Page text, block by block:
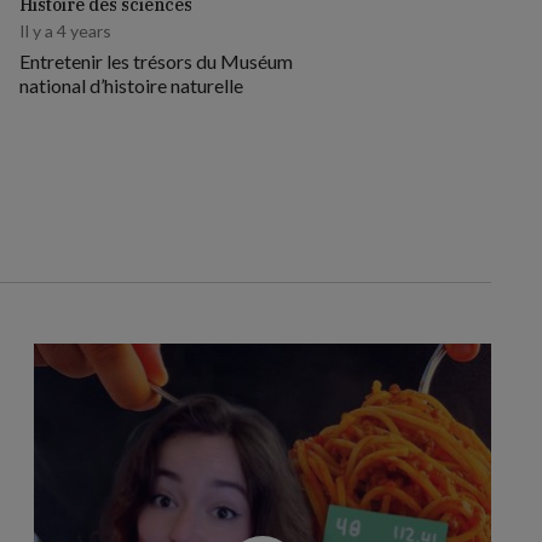
Histoire des sciences
Il y a 4 years
Entretenir les trésors du Muséum
national d’histoire naturelle